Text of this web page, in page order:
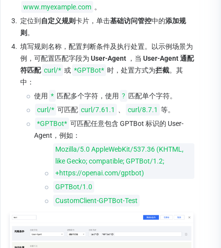
www.myexample.com 。
3. 定位到 自定义规则卡片，单击基础访问管控中的添加规
则 。
4. 填写规则名称，配置判断条件及执行处置。以示例场景为
例，可配置匹配字段为 User-Agent ，当 User-Agent 通配
符匹配 curl/* 或 *GPTBot* 时，处置方式为拦截。其
中：
使用 * 匹配多个字符，使用 ? 匹配单个字符。
curl/* 可匹配 curl/7.61.1 curl/8.7.1 等。
*GPTBot* 可匹配任意包含 GPTBot 标识的 User-
Agent，例如：
Mozilla/5.0 AppleWebKit/537.36 (KHTML,
like Gecko; compatible; GPTBot/1.2;
+https://openai.com/gptbot)
GPTBot/1.0
CustomClient-GPTBot-Test